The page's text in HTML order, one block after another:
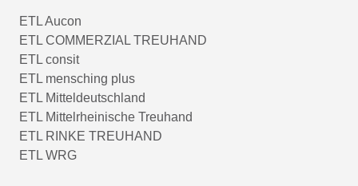
ETL Aucon
ETL COMMERZIAL TREUHAND
ETL consit
ETL mensching plus
ETL Mitteldeutschland
ETL Mittelrheinische Treuhand
ETL RINKE TREUHAND
ETL WRG